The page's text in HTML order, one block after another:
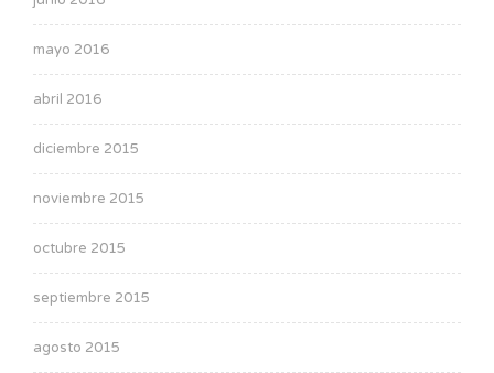
mayo 2016
abril 2016
diciembre 2015
noviembre 2015
octubre 2015
septiembre 2015
agosto 2015